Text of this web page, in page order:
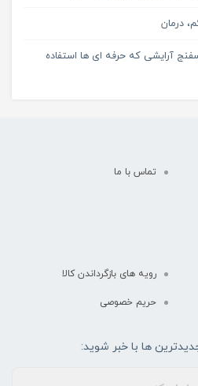
درمان
اسفنج آرایشی که حرفه ای ها استفاده
تماس با ما
رویه های بازگرداندن کالا
حریم خصوصی
ها با خبر شوید: